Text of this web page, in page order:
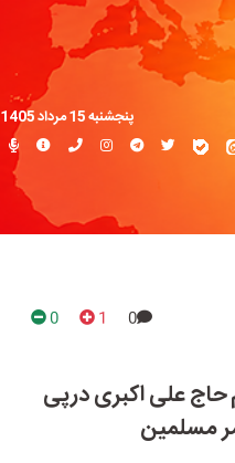
پنجشنبه 15 مرداد 1405
0
1
0
حاج علی اکبری درپی
مسلمین